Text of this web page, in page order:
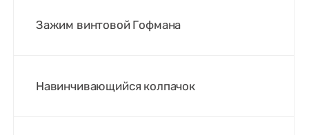
Зажим винтовой Гофмана
Навинчивающийся колпачок